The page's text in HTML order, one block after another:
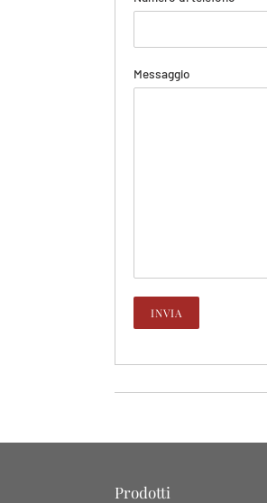
Messaggio
Prodotti